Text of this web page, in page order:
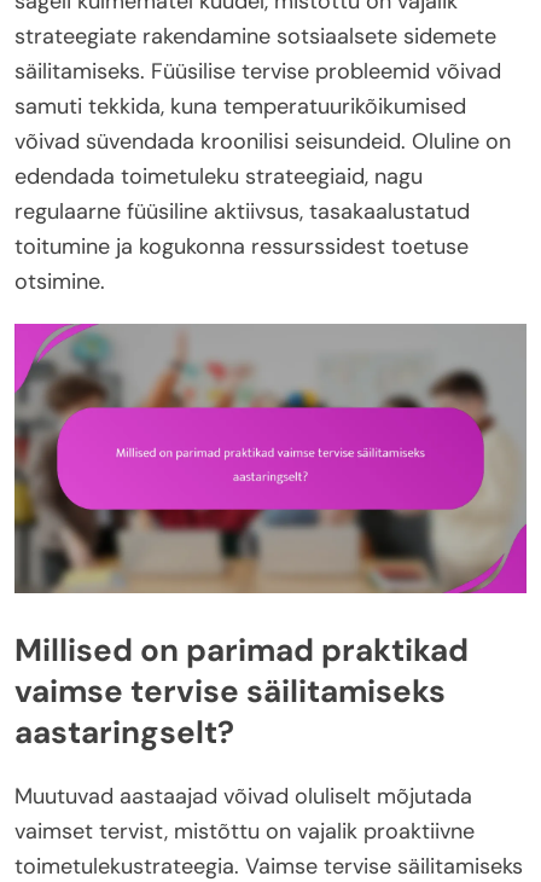
strateegiate rakendamine sotsiaalsete sidemete
säilitamiseks. Füüsilise tervise probleemid võivad
samuti tekkida, kuna temperatuurikõikumised
võivad süvendada kroonilisi seisundeid. Oluline on
edendada toimetuleku strateegiaid, nagu
regulaarne füüsiline aktiivsus, tasakaalustatud
toitumine ja kogukonna ressurssidest toetuse
otsimine.
Millised on parimad praktikad
vaimse tervise säilitamiseks
aastaringselt?
Muutuvad aastaajad võivad oluliselt mõjutada
vaimset tervist, mistõttu on vajalik proaktiivne
toimetulekustrateegia. Vaimse tervise säilitamiseks